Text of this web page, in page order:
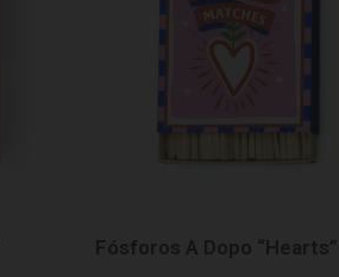
Fósforos A Dopo “Hearts”